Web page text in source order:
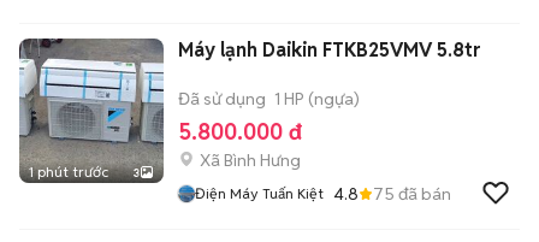
1 phút trước 3
Máy lạnh Daikin FTKB25VMV 5.8tr
Đã sử dụng 1 HP (ngựa)
5.800.000 đ
Xã Bình Hưng
Điện Máy Tuấn Kiệt 4.8 75 đã bán